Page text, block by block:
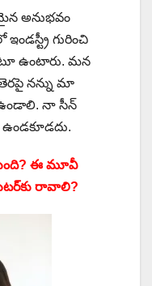
అనుభవం
గురించి
ఉంటారు. మన
నన్ను మా
నా సీన్
ఉండకూడదు.
ఈ మూవీ
రావాలి?